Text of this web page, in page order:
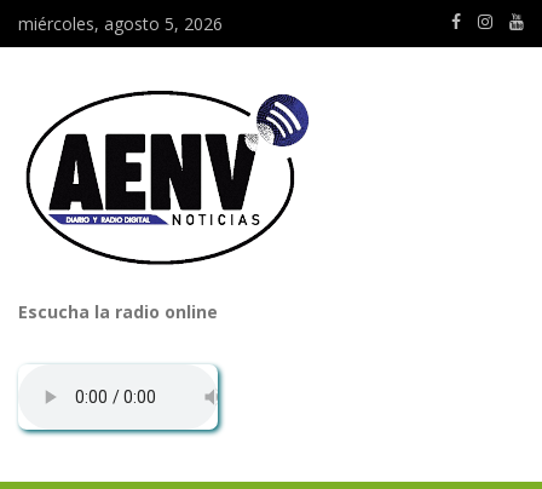
miércoles, agosto 5, 2026
Escucha la radio online